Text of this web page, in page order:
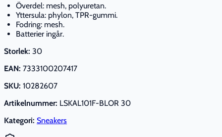
Överdel: mesh, polyuretan.
Yttersula: phylon, TPR-gummi.
Fodring: mesh.
Batterier ingår.
Storlek: 30
EAN: 7333100207417
SKU: 10282607
Artikelnummer: LSKAL101F-BLOR 30
Kategori: Sneakers